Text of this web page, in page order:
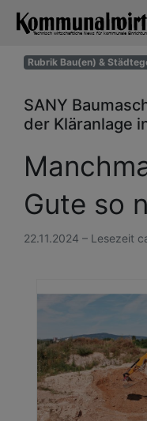
Rubrik Bau(en) &
SANY
der Kläranlage
Gute so
22.11.2024 – Lesezeit